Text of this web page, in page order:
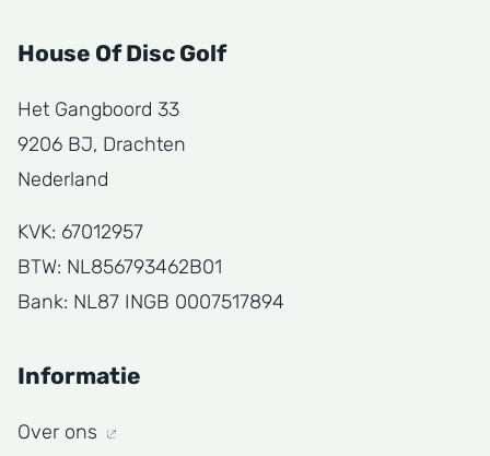
House Of Disc Golf
Het Gangboord 33
9206 BJ, Drachten
Nederland
KVK: 67012957
BTW: NL856793462B01
Bank: NL87 INGB 0007517894
Informatie
Over ons